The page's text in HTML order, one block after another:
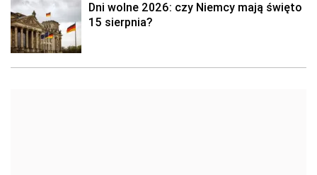
Dni wolne 2026: czy Niemcy mają święto
15 sierpnia?